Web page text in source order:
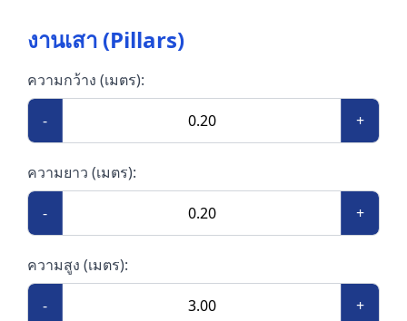
งานเสา (Pillars)
ความกว้าง (เมตร):
- +
ความยาว (เมตร):
- +
ความสูง (เมตร):
- +